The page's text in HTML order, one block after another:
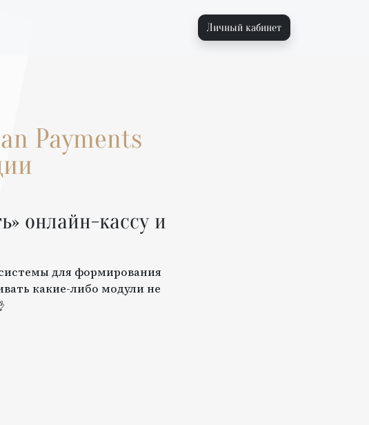
Личный кабинет
Payments
онлайн-кассу и
для формирования
какие-либо модули не